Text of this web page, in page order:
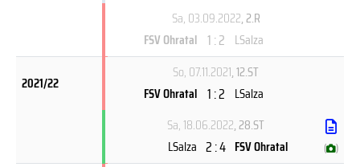
Sa, 03.09.2022, 2.R
FSV Ohratal 1 : 2 LSalza
2021/22
So, 07.11.2021, 12.ST
FSV Ohratal 1 : 2 LSalza
Sa, 18.06.2022, 28.ST
LSalza 2 : 4 FSV Ohratal ( )